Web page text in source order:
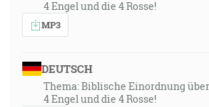
4 Engel und die 4 Rosse!
MP3
DEUTSCH
Thema: Biblische Einordnung
4 Engel und die 4 Rosse!